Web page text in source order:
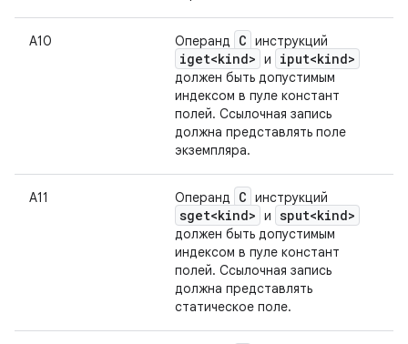
А10 Операнд C инструкций
iget<kind> и iput<kind>
должен быть допустимым
индексом в пуле констант
полей. Ссылочная запись
должна представлять поле
экземпляра.
А11 Операнд C инструкций
sget<kind> и sput<kind>
должен быть допустимым
индексом в пуле констант
полей. Ссылочная запись
должна представлять
статическое поле.